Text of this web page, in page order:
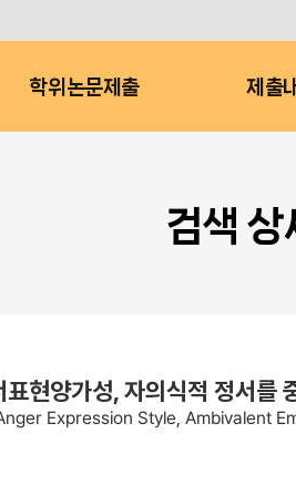
학위논문제출 제출
검색 상
현양가성, 자의식적 정서를
Expression Style, Ambivalent